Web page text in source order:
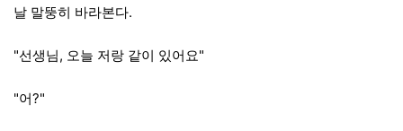
날 말뚱히 바라본다.
"선생님, 오늘 저랑 같이 있어요"
"어?"